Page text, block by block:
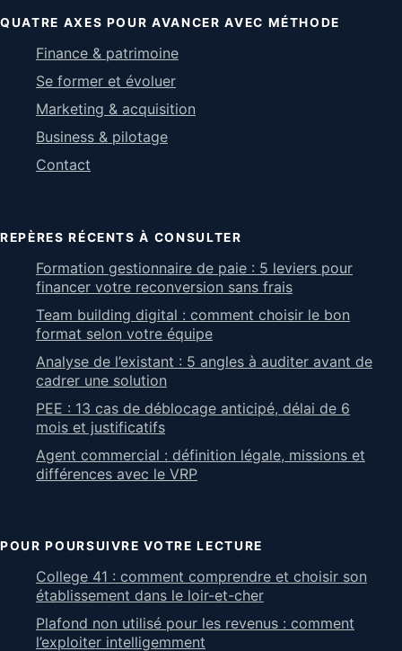
QUATRE AXES POUR AVANCER AVEC MÉTHODE
Finance & patrimoine
Se former et évoluer
Marketing & acquisition
Business & pilotage
Contact
REPÈRES RÉCENTS À CONSULTER
Formation gestionnaire de paie : 5 leviers pour
financer votre reconversion sans frais
Team building digital : comment choisir le bon
format selon votre équipe
Analyse de l’existant : 5 angles à auditer avant de
cadrer une solution
PEE : 13 cas de déblocage anticipé, délai de 6
mois et justificatifs
Agent commercial : définition légale, missions et
différences avec le VRP
POUR POURSUIVRE VOTRE LECTURE
College 41 : comment comprendre et choisir son
établissement dans le loir-et-cher
Plafond non utilisé pour les revenus : comment
l’exploiter intelligemment